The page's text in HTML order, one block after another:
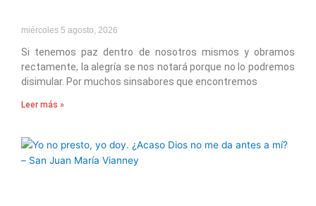
miércoles 5 agosto, 2026
Si tenemos paz dentro de nosotros mismos y obramos
rectamente, la alegría se nos notará porque no lo podremos
disimular. Por muchos sinsabores que encontremos
Leer más »